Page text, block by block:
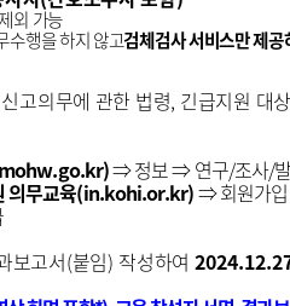
외 가능
수행을 하지 않고검체검사 서비스만 제공
고의무에 관한 법령, 긴급지원 대
⇒정보⇒연구/조사/
의무교육(in.kohi.or.kr)⇒회원가
보고서(붙임) 작성하여